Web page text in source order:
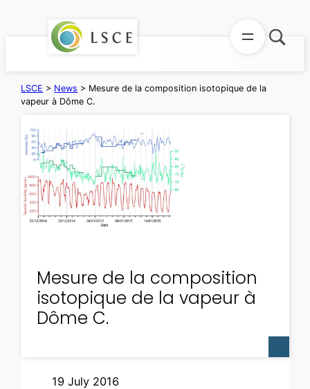
LSCE > News > Mesure de la composition isotopique de la
vapeur à Dôme C.
Mesure de la composition
isotopique de la vapeur à
Dôme C.
19 July 2016